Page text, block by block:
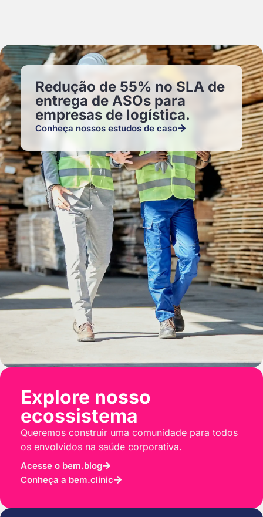
Redução de 55% no SLA de
entrega de ASOs para
empresas de logística.
Conheça nossos estudos de caso
Explore nosso
ecossistema
Queremos construir uma comunidade para todos
os envolvidos na saúde corporativa.
Acesse o bem.blog
Conheça a bem.clinic